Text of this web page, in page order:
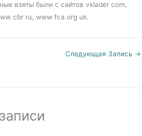
взяты были с сайтов vklader com,
cbr ru, www fca org uk.
Следующая Запись →